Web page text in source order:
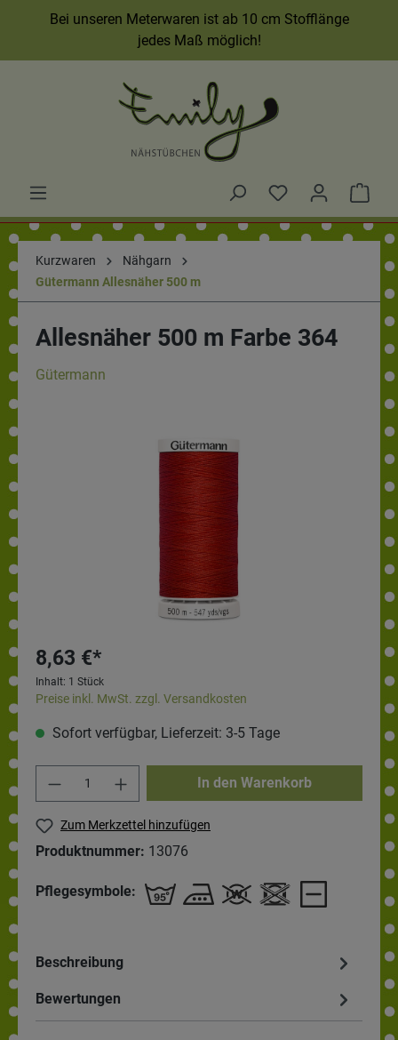
Bei unseren Meterwaren ist ab 10 cm Stofflänge
jedes Maß möglich!
Kurzwaren
Nähgarn
Gütermann Allesnäher 500 m
Allesnäher 500 m Farbe 364
Gütermann
8,63 €*
Inhalt: 1 Stück
Preise inkl. MwSt. zzgl. Versandkosten
Sofort verfügbar, Lieferzeit: 3-5 Tage
In den Warenkorb
Zum Merkzettel hinzufügen
Produktnummer: 13076
Pflegesymbole:
Beschreibung
Bewertungen